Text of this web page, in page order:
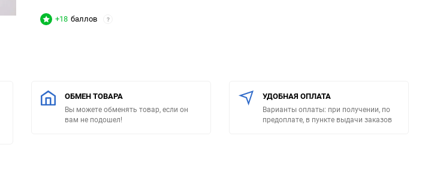
+18 баллов ?
ОБМЕН ТОВАРА
Вы можете обменять товар, если он
вам не подошел!
УДОБНАЯ ОПЛАТА
Варианты оплаты: при получении, по
предоплате, в пункте выдачи заказов